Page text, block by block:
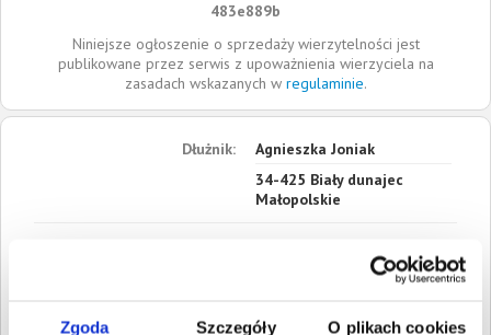
Zgoda Szczegóły O plikach cookies
483e889b
Niniejsze ogłoszenie o sprzedaży wierzytelności jest
publikowane przez serwis z upoważnienia wierzyciela na
zasadach wskazanych w regulaminie.
Dłużnik:
Agnieszka Joniak
34-425 Biały dunajec
Małopolskie
1 401,00 PLN
25